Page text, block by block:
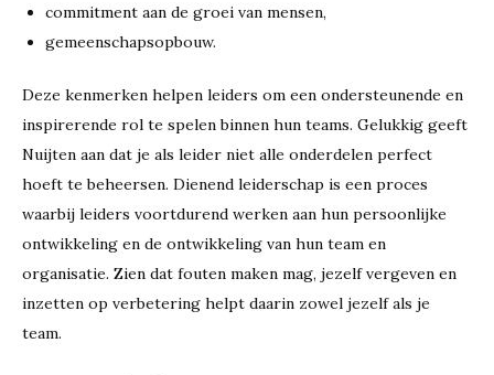
commitment aan de groei van mensen,
gemeenschapsopbouw.
Deze kenmerken helpen leiders om een ondersteunende en
inspirerende rol te spelen binnen hun teams. Gelukkig geeft
Nuijten aan dat je als leider niet alle onderdelen perfect
hoeft te beheersen. Dienend leiderschap is een proces
waarbij leiders voortdurend werken aan hun persoonlijke
ontwikkeling en de ontwikkeling van hun team en
organisatie. Zien dat fouten maken mag, jezelf vergeven en
inzetten op verbetering helpt daarin zowel jezelf als je
team.